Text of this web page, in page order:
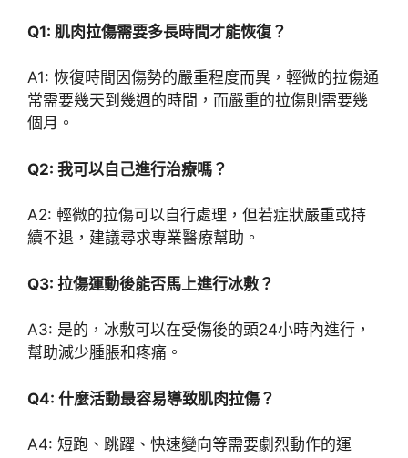
Q1: 肌肉拉傷需要多長時間才能恢復？
A1: 恢復時間因傷勢的嚴重程度而異，輕微的拉傷通
常需要幾天到幾週的時間，而嚴重的拉傷則需要幾
個月。
Q2: 我可以自己進行治療嗎？
A2: 輕微的拉傷可以自行處理，但若症狀嚴重或持
續不退，建議尋求專業醫療幫助。
Q3: 拉傷運動後能否馬上進行冰敷？
A3: 是的，冰敷可以在受傷後的頭24小時內進行，
幫助減少腫脹和疼痛。
Q4: 什麼活動最容易導致肌肉拉傷？
A4: 短跑、跳躍、快速變向等需要劇烈動作的運